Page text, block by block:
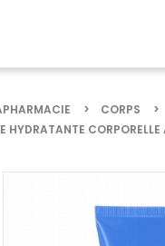
CORPS
HYDRATANTE